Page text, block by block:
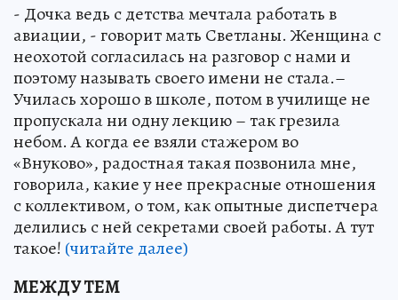
- Дочка ведь с детства мечтала работать в
авиации, - говорит мать Светланы. Женщина с
неохотой согласилась на разговор с нами и
поэтому называть своего имени не стала.–
Училась хорошо в школе, потом в училище не
пропускала ни одну лекцию – так грезила
небом. А когда ее взяли стажером во
«Внуково», радостная такая позвонила мне,
говорила, какие у нее прекрасные отношения
с коллективом, о том, как опытные диспетчера
делились с ней секретами своей работы. А тут
такое! (читайте далее)
МЕЖДУ ТЕМ